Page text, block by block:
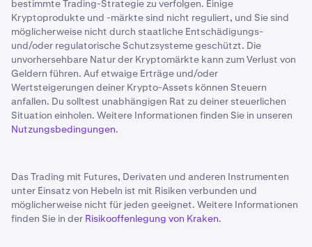
bestimmte Trading-Strategie zu verfolgen. Einige
Kryptoprodukte und -märkte sind nicht reguliert, und Sie sind
möglicherweise nicht durch staatliche Entschädigungs-
und/oder regulatorische Schutzsysteme geschützt. Die
unvorhersehbare Natur der Kryptomärkte kann zum Verlust von
Geldern führen. Auf etwaige Erträge und/oder
Wertsteigerungen deiner Krypto-Assets können Steuern
anfallen. Du solltest unabhängigen Rat zu deiner steuerlichen
Situation einholen. Weitere Informationen finden Sie in unseren
Nutzungsbedingungen.
Das Trading mit Futures, Derivaten und anderen Instrumenten
unter Einsatz von Hebeln ist mit Risiken verbunden und
möglicherweise nicht für jeden geeignet. Weitere Informationen
finden Sie in der Risikooffenlegung von Kraken.